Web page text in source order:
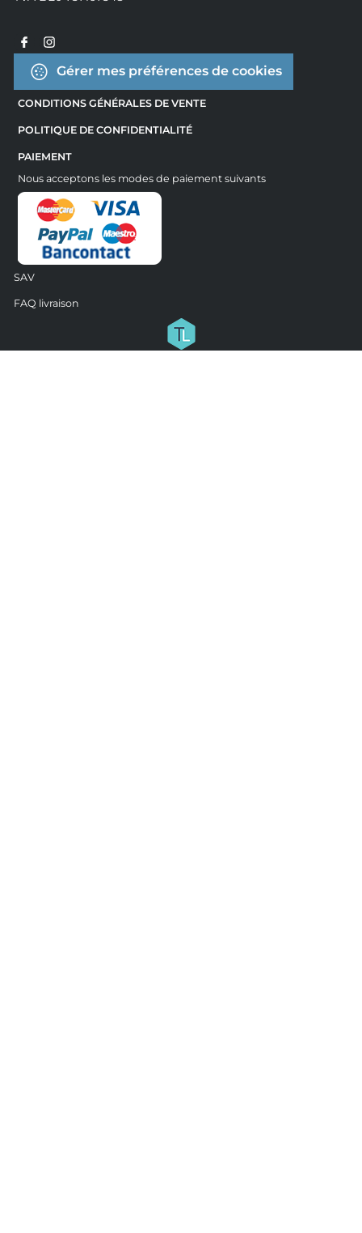
Gérer mes préférences de cookies
CONDITIONS GÉNÉRALES DE VENTE
POLITIQUE DE CONFIDENTIALITÉ
PAIEMENT
Nous acceptons les modes de paiement suivants
SAV
FAQ livraison